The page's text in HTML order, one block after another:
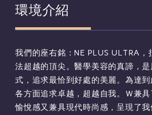
環境介紹
我們的座右銘：NE PLUS ULTRA，
法超越的頂尖。醫學美容的真諦，
式，追求最恰到好處的美麗。為達
各方面追求卓越，超越自我。Ｗ兼
愉悅感又兼具現代時尚感，呈現了我